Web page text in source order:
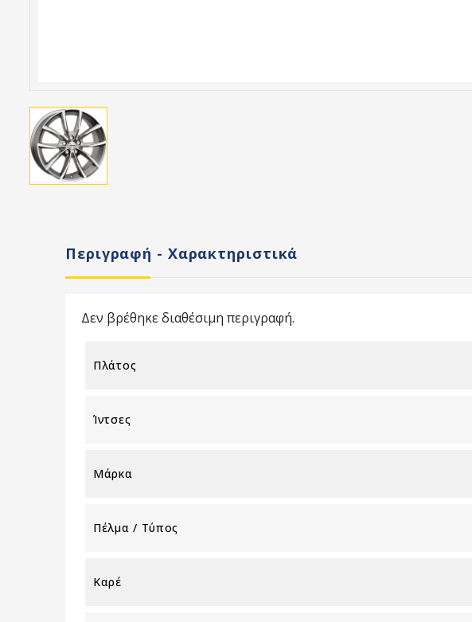
Περιγραφή - Χαρακτηριστικά
Δεν βρέθηκε διαθέσιμη περιγραφή.
Πλάτος
Ίντσες
Μάρκα
Πέλμα / Τύπος
Καρέ